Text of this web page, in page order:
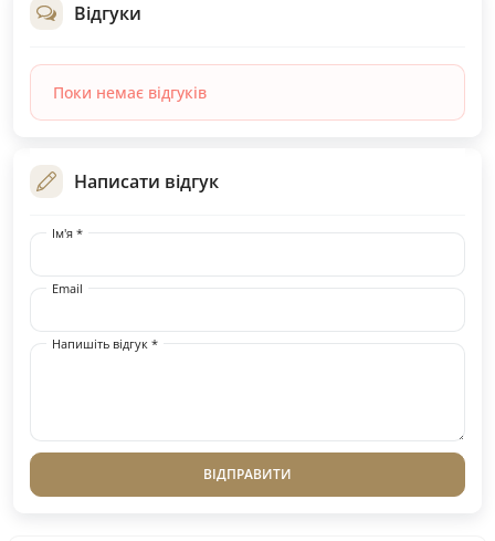
Відгуки
Поки немає відгуків
Написати відгук
Ім'я *
Email
Напишіть відгук *
ВІДПРАВИТИ